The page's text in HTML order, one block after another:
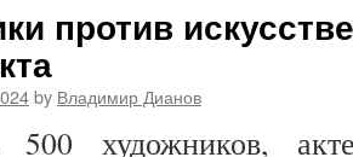
против
by Владимир Дианов
художников,